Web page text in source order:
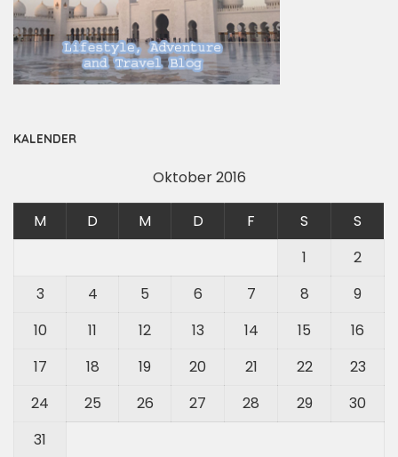
KALENDER
Oktober 2016
M D M D F S
S
1
2
3
4 5 6 7 8
9
10
11 12 13 14 15
16
17
18 19 20 21 22
23
24
25 26 27 28 29
30
31